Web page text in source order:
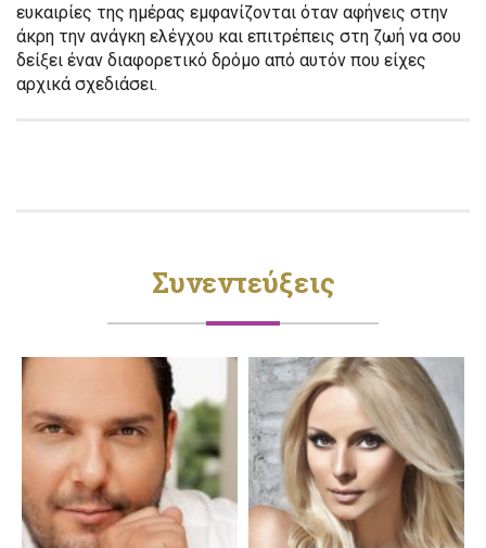
ευκαιρίες της ημέρας εμφανίζονται όταν αφήνεις στην
άκρη την ανάγκη ελέγχου και επιτρέπεις στη ζωή να σου
δείξει έναν διαφορετικό δρόμο από αυτόν που είχες
αρχικά σχεδιάσει.
Συνεντεύξεις